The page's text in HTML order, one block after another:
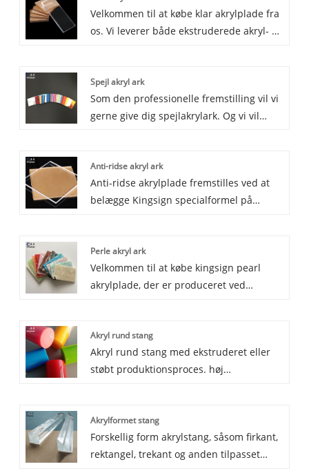
Velkommen til at købe klar akrylplade fra
os. Vi leverer både ekstruderede akryl- og
krystaloverflade, god skæring og
termoformende ydeevne, som er meget
udbredt til reklame og mange andre
Spejl akryl ark
Som den professionelle fremstilling vil vi
gerne give dig spejlakrylark. Og vi vil
Anti-ridse akryl ark
Anti-ridse akrylplade fremstilles ved at
belægge Kingsign specialformel på
overfladehårdheden har forskellig
kvalitet for at imødekomme kundernes
særlige krav og budget.
Perle akryl ark
Velkommen til at købe kingsign pearl
akrylplade, der er produceret ved
ark. Perleakrylark kan genbehandles ved
laserskæring, varmebøjning,
boremaskine. Det bruges normalt til
Akryl rund stang
Akryl rund stang med ekstruderet eller
støbt produktionsproces. høj
begrænsning på længden, den kan
tilpasses. Det anvendes hovedsageligt i
belysning, dekoration, møbler osv.
Akrylformet stang
Forskellig form akrylstang, såsom firkant,
rektangel, trekant og anden tilpasset